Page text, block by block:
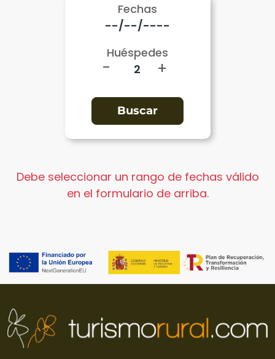
Fechas
Huéspedes
- +
Debe seleccionar un rango de fechas válido
en el formulario de arriba.